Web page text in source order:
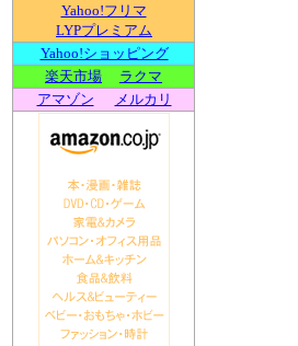
Yahoo!フリマ
LYPプレミアム
Yahoo!ショッピング
楽天市場
ラクマ
アマゾン
メルカリ